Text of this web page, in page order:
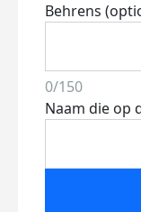
Behrens
0/150
Naam die op